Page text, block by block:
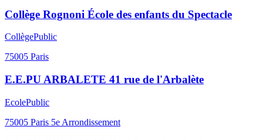
Collège Rognoni École des enfants du Spectacle
CollègePublic
75005 Paris
E.E.PU ARBALETE 41 rue de l'Arbalète
EcolePublic
75005 Paris 5e Arrondissement